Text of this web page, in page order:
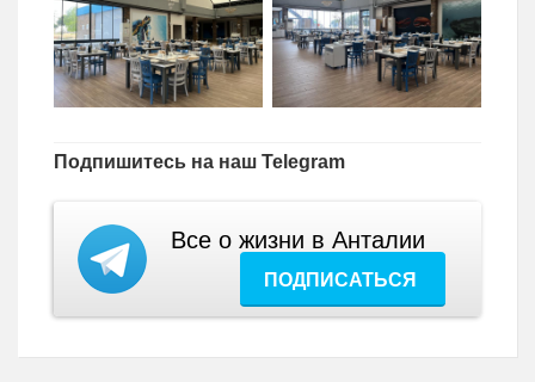
Подпишитесь на наш Telegram
Все о жизни в Анталии
ПОДПИСАТЬСЯ